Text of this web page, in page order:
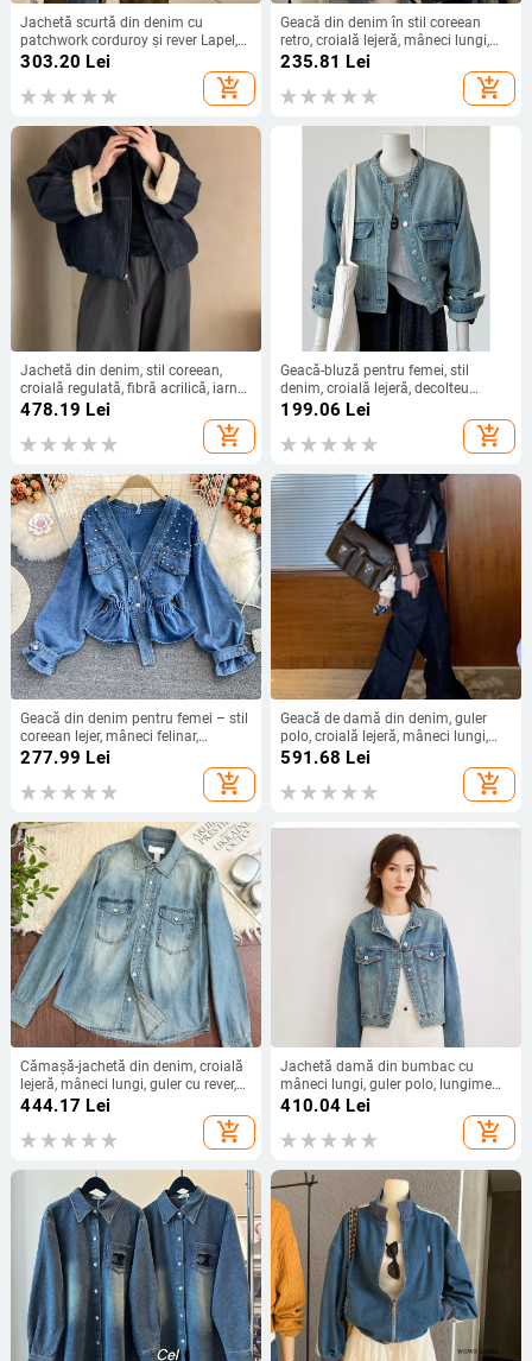
Jachetă scurtă din denim cu
patchwork corduroy și rever Lapel,
fibre poliester, mâneci lungi, croială
obișnuită, lungime 50–65 cm,
toamnă 2024
303.20 Lei
add_shopping_cart
Geacă din denim în stil coreean
retro, croială lejeră, mâneci lungi,
guler polo, primăvara 2025
235.81 Lei
add_shopping_cart
Jachetă din denim, stil coreean,
croială regulată, fibră acrilică, iarna
2025
478.19 Lei
add_shopping_cart
Geacă-bluză pentru femei, stil
denim, croială lejeră, decolteu
rotund, mâneci lungi, toamna 2025
199.06 Lei
add_shopping_cart
Geacă din denim pentru femei – stil
coreean lejer, mâneci felinar,
decolteu în V (material amestecat,
277.99 Lei
add_shopping_cart
Geacă de damă din denim, guler
polo, croială lejeră, mâneci lungi,
95% poliester
591.68 Lei
add_shopping_cart
Cămașă-jachetă din denim, croială
lejeră, mâneci lungi, guler cu rever,
material denim 95%+ bumbac
444.17 Lei
add_shopping_cart
Jachetă damă din bumbac cu
mâneci lungi, guler polo, lungime
80–100 cm, stil Temperament
410.04 Lei
add_shopping_cart